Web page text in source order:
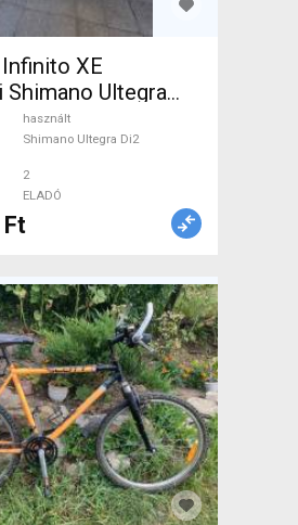
XE
Shimano Ultegra
használt ELADÓ
használt
Shimano Ultegra Di2
2
ELADÓ